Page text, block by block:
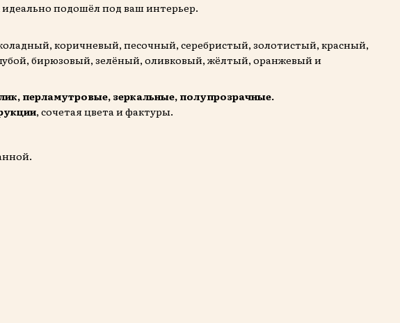
подошёл под ваш интерьер.
коричневый, песочный, серебристый, золотистый, красный,
бирюзовый, зелёный, оливковый, жёлтый, оранжевый и
перламутровые, зеркальные, полупрозрачные.
, сочетая цвета и фактуры.